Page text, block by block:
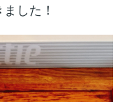
した！